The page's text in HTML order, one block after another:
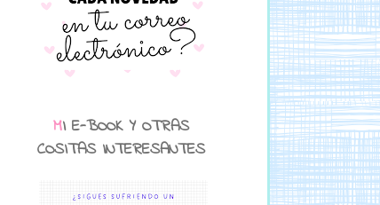
MI E-BOOK Y OTRAS
COSITAS INTERESANTES